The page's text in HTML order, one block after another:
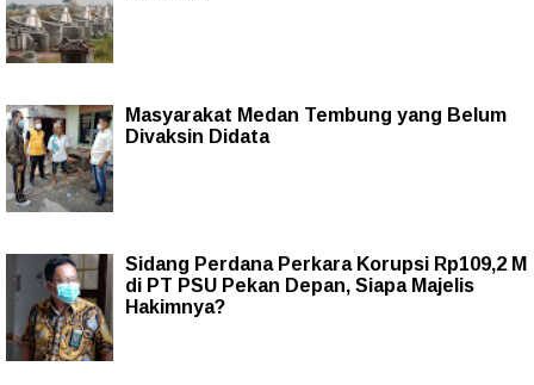
Masyarakat Medan Tembung yang Belum
Divaksin Didata
Sidang Perdana Perkara Korupsi Rp109,2 M
di PT PSU Pekan Depan, Siapa Majelis
Hakimnya?